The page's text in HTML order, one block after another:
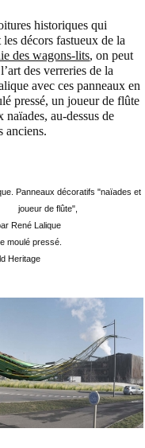
historiques qui
décors fastueux de la
des wagons-lits, on peut
des verreries de la
avec ces panneaux en
pressé, un joueur de flûte
naïades, au-dessus de
anciens.
Panneaux décoratifs "naïades et
joueur de flûte",
René Lalique
moulé pressé.
Heritage